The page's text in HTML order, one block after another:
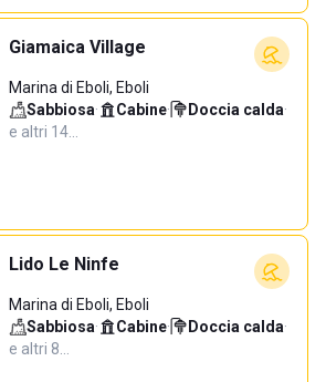
Giamaica Village
Marina di Eboli, Eboli
Sabbiosa· Cabine· Doccia calda·
e altri 14…
Lido Le Ninfe
Marina di Eboli, Eboli
Sabbiosa· Cabine· Doccia calda·
e altri 8…